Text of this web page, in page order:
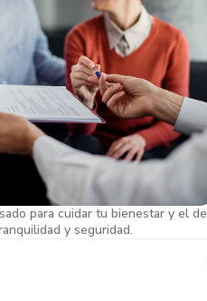
Vida Atlántida
para cuidar tu bienestar y el de
y seguridad.